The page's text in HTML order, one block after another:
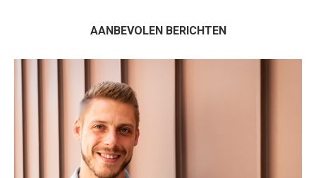
AANBEVOLEN BERICHTEN